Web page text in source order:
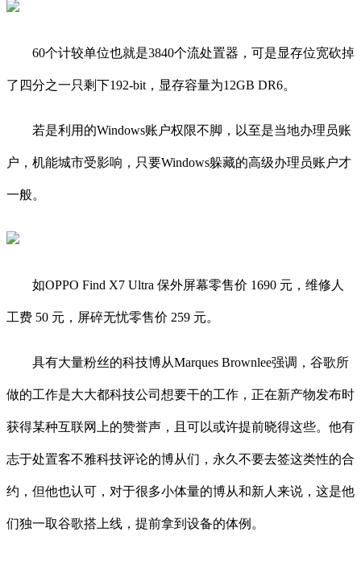
60个计较单位也就是3840个流处置器，可是显存位宽砍掉
了四分之一只剩下192-bit，显存容量为12GB DR6。
若是利用的Windows账户权限不脚，以至是当地办理员账
户，机能城市受影响，只要Windows躲藏的高级办理员账户才
一般。
如OPPO Find X7 Ultra 保外屏幕零售价 1690 元，维修人
工费 50 元，屏碎无忧零售价 259 元。
具有大量粉丝的科技博从Marques Brownlee强调，谷歌所
做的工作是大大都科技公司想要干的工作，正在新产物发布时
获得某种互联网上的赞誉声，且可以或许提前晓得这些。他有
志于处置客不雅科技评论的博从们，永久不要去签这类性的合
约，但他也认可，对于很多小体量的博从和新人来说，这是他
们独一取谷歌搭上线，提前拿到设备的体例。